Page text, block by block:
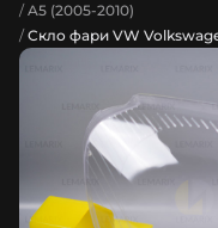
A5 (2005-2010)
Скло фари VW